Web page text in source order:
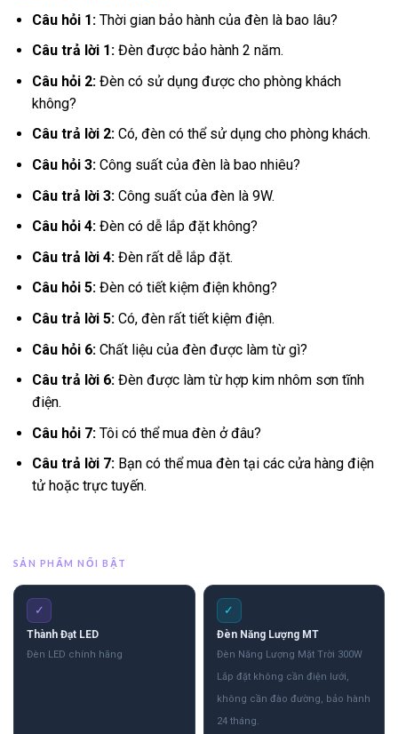
Câu hỏi 1:Thời gian bảo hành của đèn là bao lâu?
Câu trả lời 1:Đèn được bảo hành 2 năm.
Câu hỏi 2:Đèn có sử dụng được cho phòng khách
không?
Câu trả lời 2:Có, đèn có thể sử dụng cho phòng khách.
Câu hỏi 3:Công suất của đèn là bao nhiêu?
Câu trả lời 3:Công suất của đèn là 9W.
Câu hỏi 4:Đèn có dễ lắp đặt không?
Câu trả lời 4:Đèn rất dễ lắp đặt.
Câu hỏi 5:Đèn có tiết kiệm điện không?
Câu trả lời 5:Có, đèn rất tiết kiệm điện.
Câu hỏi 6:Chất liệu của đèn được làm từ gì?
Câu trả lời 6:Đèn được làm từ hợp kim nhôm sơn tĩnh
điện.
Câu hỏi 7:Tôi có thể mua đèn ở đâu?
Câu trả lời 7:Bạn có thể mua đèn tại các cửa hàng điện
tử hoặc trực tuyến.
SẢN PHẨM NỔI BẬT
✓
Thành Đạt LED
Đèn LED chính hãng
✓
Đèn Năng Lượng MT
Đèn Năng Lượng Mặt Trời 300W
Lắp đặt không cần điện lưới,
không cần đào đường, bảo hành
24 tháng.